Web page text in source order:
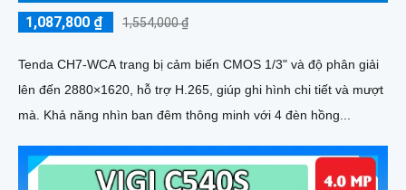
1,087,800 ₫ 1,554,000 ₫
Tenda CH7-WCA trang bị cảm biến CMOS 1/3" và độ phân giải
lên đến 2880×1620, hỗ trợ H.265, giúp ghi hình chi tiết và mượt
mà. Khả năng nhìn ban đêm thông minh với 4 đèn hồng...